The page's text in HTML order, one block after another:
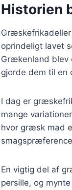
Historien
oprindeligt lavet
Grækenland blev
gjorde dem til en
I dag er
mange
hvor græsk mad
En vigtig del af
persille, og